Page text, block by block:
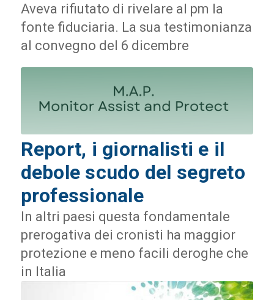
Aveva rifiutato di rivelare al pm la
fonte fiduciaria. La sua testimonianza
al convegno del 6 dicembre
Report, i giornalisti e il
debole scudo del segreto
professionale
In altri paesi questa fondamentale
prerogativa dei cronisti ha maggior
protezione e meno facili deroghe che
in Italia